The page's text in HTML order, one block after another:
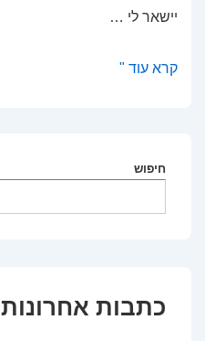
יישאר לי …
בינה
כך
בעולם
קרא עוד "
חיפוש
כתבות אחרונות